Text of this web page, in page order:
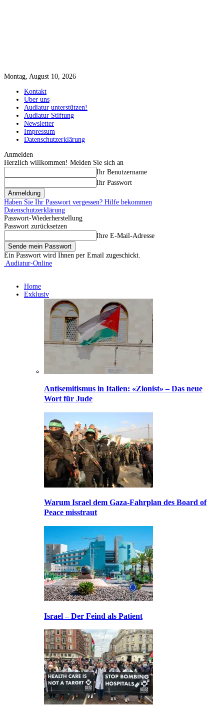
Montag, August 10, 2026
Kontakt
Über uns
Audiatur unterstützen!
Audiatur Stiftung
Newsletter
Impressum
Datenschutzerklärung
Anmelden
Herzlich willkommen! Melden Sie sich an
Ihr Benutzername
Ihr Passwort
Haben Sie Ihr Passwort vergessen? Hilfe bekommen
Datenschutzerklärung
Passwort-Wiederherstellung
Passwort zurücksetzen
Ihre E-Mail-Adresse
Ein Passwort wird Ihnen per Email zugeschickt.
Audiatur-Online
Home
Exklusiv
Antisemitismus in Italien: «Zionist» – Das neue
Wort für Jude
Warum Israel dem Gaza-Fahrplan des Board of
Peace misstraut
Israel – Der Feind als Patient